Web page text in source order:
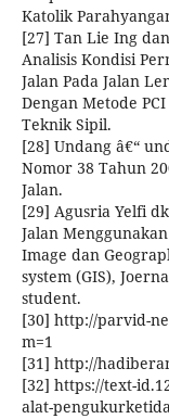
Katolik
[27] Tan Lie Ing
Analisis Kondisi
Jalan Pada Jalan
Dengan Metode
Teknik Sipil.
[28] Undang â€“
Nomor 38 Tahun
Jalan.
[29] Agusria Yelfi
Jalan
Image dan
system (GIS),
student.
[30] http://parvid-
m=1
[31] http://
[32] https://text-
alat-